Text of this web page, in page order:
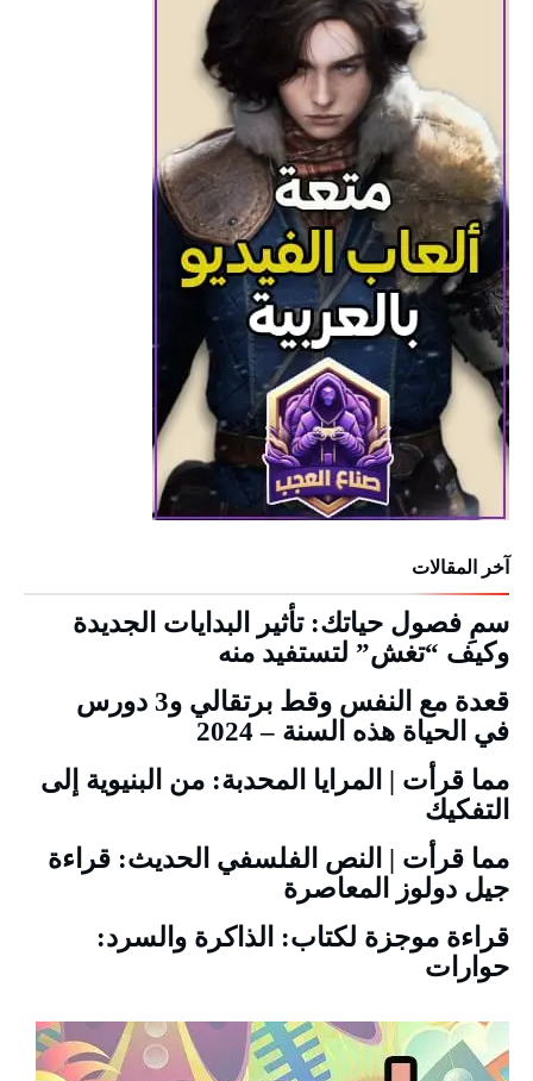
آخر المقالات
سمِ فصول حياتك: تأثير البدايات الجديدة
وكيف “تغش” لتستفيد منه
قعدة مع النفس وقط برتقالي و3 دورس
في الحياة هذه السنة – 2024
مما قرأت | المرايا المحدبة: من البنيوية إلى
التفكيك
مما قرأت | النص الفلسفي الحديث: قراءة
جيل دولوز المعاصرة
قراءة موجزة لكتاب: الذاكرة والسرد:
حوارات